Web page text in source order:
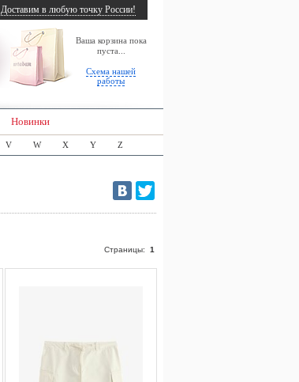
Ваша корзина пока
пуста...
Схема нашей
работы
Доставим в любую точку России!
Новинки
V W X Y Z
Страницы: 1